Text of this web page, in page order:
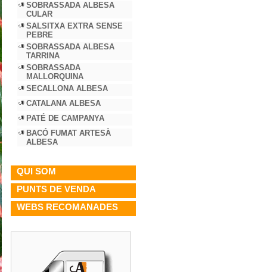
SOBRASSADA ALBESA
CULAR
SALSITXA EXTRA SENSE
PEBRE
SOBRASSADA ALBESA
TARRINA
SOBRASSADA
MALLORQUINA
SECALLONA ALBESA
CATALANA ALBESA
PATÉ DE CAMPANYA
BACÓ FUMAT ARTESÀ
ALBESA
QUI SOM
PUNTS DE VENDA
WEBS RECOMANADES